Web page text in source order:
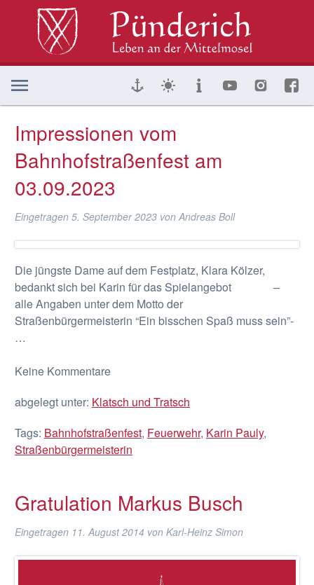
Impressionen vom
Bahnhofstraßenfest am
03.09.2023
Eingetragen 5. September 2023 von Andreas Boll
Die jüngste Dame auf dem Festplatz, Klara Kölzer,
bedankt sich bei Karin für das Spielangebot –
alle Angaben unter dem Motto der
Straßenbürgermeisterin “Ein bisschen Spaß muss sein”-
…
KeineKommentare
abgelegt unter: Klatsch und Tratsch
Tags: Bahnhofstraßenfest, Feuerwehr, Karin Pauly,
Straßenbürgermeisterin
Gratulation Markus Busch
Eingetragen 11. August 2014 von Karl-Heinz Simon